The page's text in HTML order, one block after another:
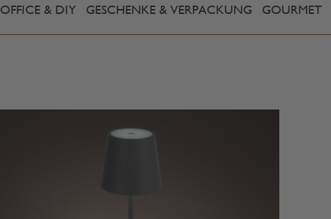
OFFICE & DIY GESCHENKE & VERPACKUNG GOURMET